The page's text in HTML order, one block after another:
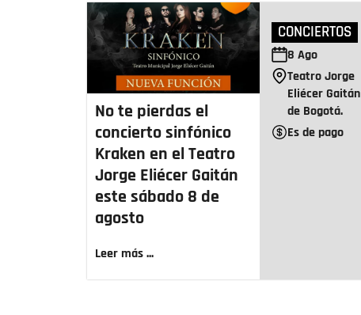
No te pierdas el
concierto sinfónico
Kraken en el Teatro
Jorge Eliécer Gaitán
este sábado 8 de
agosto
Leer más ...
CONCIERTOS
8 Ago
Teatro Jorge
Eliécer Gaitán
de Bogotá.
Es de pago